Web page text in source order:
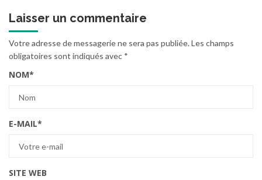
Laisser un commentaire
Votre adresse de messagerie ne sera pas publiée.Les champs
obligatoires sont indiqués avec *
NOM*
E-MAIL*
SITE WEB